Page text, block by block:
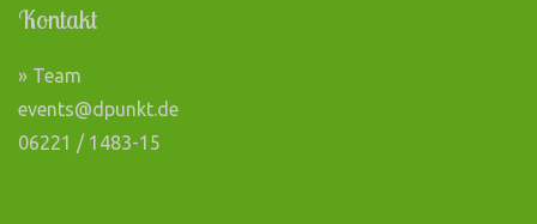
Kontakt
» Team
events@dpunkt.de
06221 / 1483-15